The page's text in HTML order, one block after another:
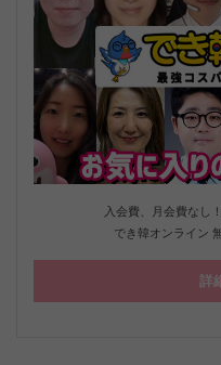
入会費、月会費なし
でき韓オンライン
詳